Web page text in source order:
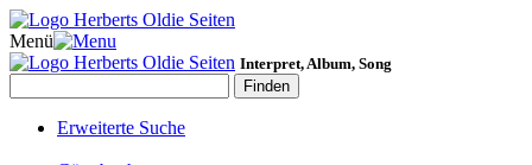
Menü
Interpret, Album, Song
Erweiterte Suche